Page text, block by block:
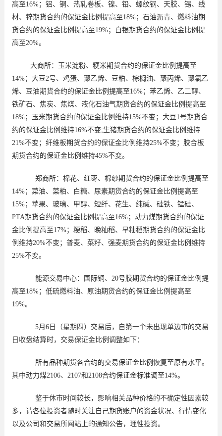
高至16%；铝、铜、热轧卷板、镍、铅、螺纹钢、天胶、锡、线
材、锌期货合约的保证金比例提高至18%；石油沥青、燃料油期
货合约的保证金比例提高至19%；白银期货合约的保证金比例提
高至20%。
大商所：玉米淀粉、粳米期货合约的保证金比例提高至
14%；大豆2号、鸡蛋、聚乙烯、豆粕、棕榈油、聚丙烯、聚氯乙
烯、豆油期货合约的保证金比例提高至16%；苯乙烯、乙二醇、
铁矿石、焦炭、焦煤、液化石油气期货合约的保证金比例提高至
18%；玉米期货合约的保证金比例维持15%不变；大豆 1号期货合
约的保证金比例维持16%不变;生猪期货合约的保证金比例维持
21%不变；纤维板期货合约的保证金比例维持25%不变；胶合板
期货合约的保证金比例维持45%不变。
郑商所：棉花、红枣、棉纱期货合约的保证金比例提高至
14%；菜油、菜粕、白糖、尿素期货合约的保证金比例提高至
15%；苹果、玻璃、甲醇、短纤、花生、纯碱、硅铁、锰硅、
PTA期货合约的保证金比例提高至16%；动力煤期货合约的保证
金比例提高至17%；粳稻、晚籼稻、早籼稻期货合约的保证金比
例维持20%不变；普麦、菜籽、强麦期货合约的保证金比例维持
25%不变。
能源交易中心：国际铜、 20号胶期货合约的保证金比例提
高至18%；低硫燃料油、原油期货合约的保证金比例提高至
19%。
5月 6日（星期四）交易后，自第一个未出现单边市的交易
日收盘结算时，交易保证金比例调整如下：
所有品种期货各合约的交易保证金比例恢复至原有水平。
其中动力煤2106、 2107和2108合约保证金标准调至14%。
鉴于休市时间较长，影响相关品种价格的不确定性因素较
多，请各位投资者随时关注自己期货账户的资金状况、行情变化
以及公司和交易所网站上的通知公告，理性投资。